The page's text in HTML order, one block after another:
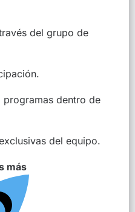
del grupo de
programas dentro de
del equipo.
más